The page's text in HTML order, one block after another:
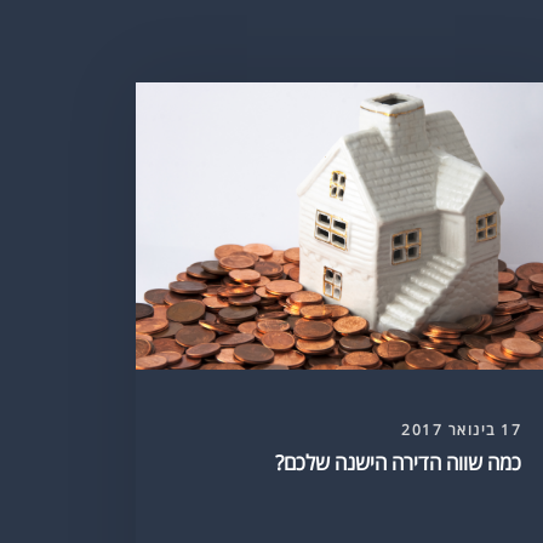
17 בינואר 2017
כמה שווה הדירה הישנה שלכם?